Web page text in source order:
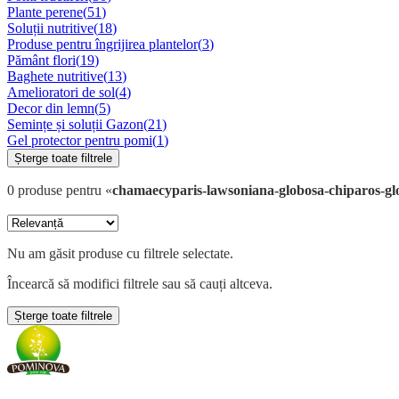
Plante perene(51)
Soluții nutritive(18)
Produse pentru îngrijirea plantelor(3)
Pământ flori(19)
Baghete nutritive(13)
Amelioratori de sol(4)
Decor din lemn(5)
Semințe și soluții Gazon(21)
Gel protector pentru pomi(1)
Șterge toate filtrele
0 produse pentru «chamaecyparis-lawsoniana-globosa-chiparos-
Nu am găsit produse cu filtrele selectate.
Încearcă să modifici filtrele sau să cauți altceva.
Șterge toate filtrele